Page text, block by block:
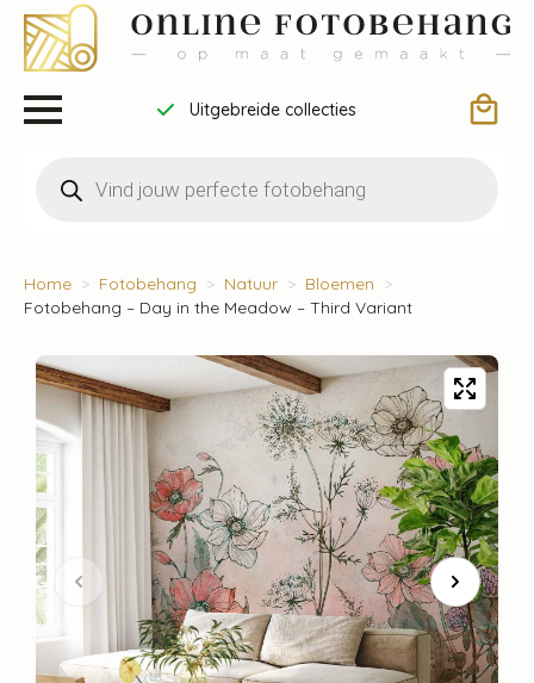
Uitgebreide collecties
zoeken
Home Fotobehang Natuur
Bloemen
Fotobehang – Day in the Meadow – Third Variant